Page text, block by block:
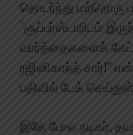
தொடர்ந்து மற்றொரு
`சூப்பர்ஸ்டாரிடம்
வார்த்தைகளைக்
ரஜினிகாந்த் சார்!”
பதிவில் டேக்
இதே போல நடிகர்,